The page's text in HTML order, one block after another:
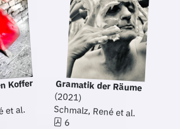
Koffer
et al.
Gramatik der Räume
(2021)
Schmalz, René et al.
6